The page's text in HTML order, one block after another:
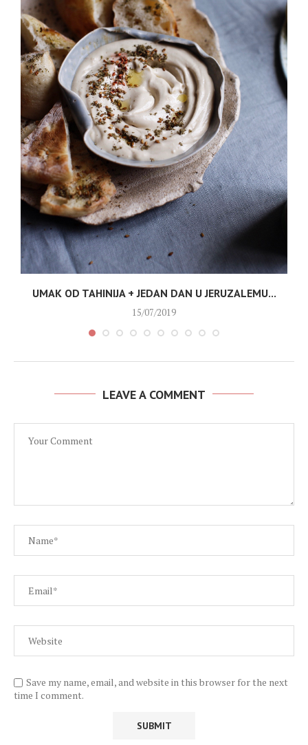
UMAK OD TAHINIJA + JEDAN DAN U JERUZALEMU...
15/07/2019
LEAVE A COMMENT
Save my name, email, and website in this browser for the next
time I comment.